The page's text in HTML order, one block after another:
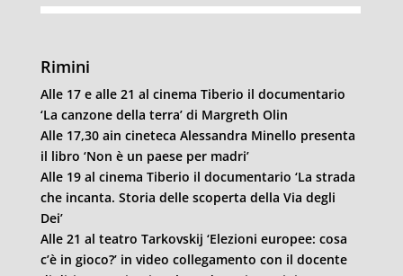
Rimini
Alle 17 e alle 21 al cinema Tiberio il documentario
‘La canzone della terra’ di Margreth Olin
Alle 17,30 ain cineteca Alessandra Minello presenta
il libro ‘Non è un paese per madri’
Alle 19 al cinema Tiberio il documentario ‘La strada
che incanta. Storia delle scoperta della Via degli
Dei’
Alle 21 al teatro Tarkovskij ‘Elezioni europee: cosa
c’è in gioco?’ in video collegamento con il docente